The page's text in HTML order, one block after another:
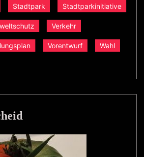
Stadtpark Stadtparkinitiative
Verkehr
Vorentwurf Wahl